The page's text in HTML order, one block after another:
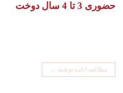
حضوری 3 تا 4 سال دوخت
مطالعه ادامه نوشته →